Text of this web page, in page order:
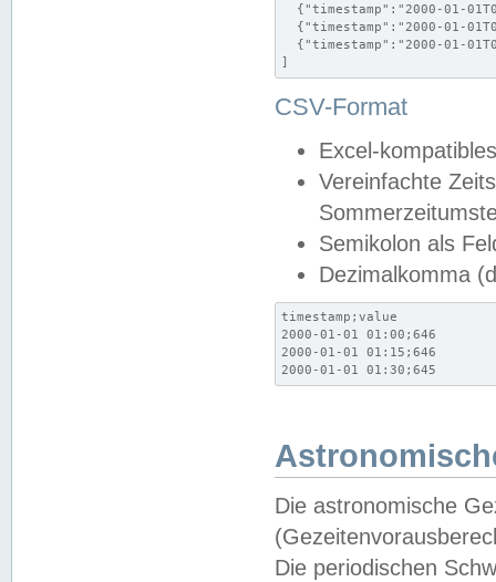
{"timestamp":"2000-01-
{"timestamp":"2000-01-
{"timestamp":"2000-01-
]
CSV-Format
Excel-
Vereinfachte
Semikolon als
Dezimalkomma
timestamp;value
2000-01-01 01:00;646
2000-01-01 01:15;646
2000-01-01 01:30;645
Die astronomische
Die periodischen